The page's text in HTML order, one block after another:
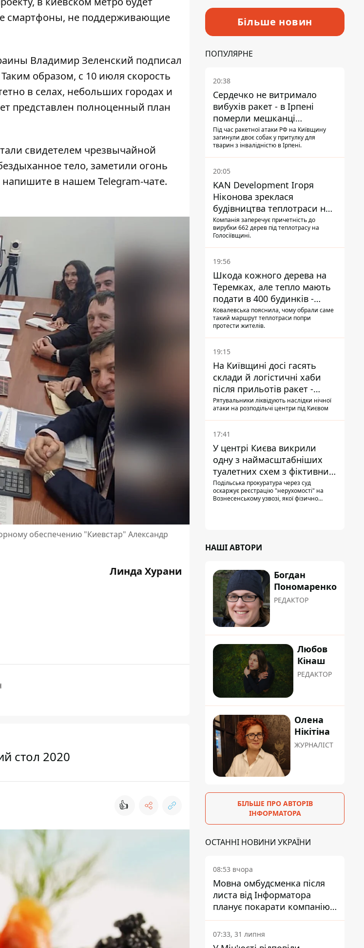
смартфоны, не поддерживающие
Владимир Зеленский подписал
образом, с 10 июля скорость
в селах, небольших городах и
представлен полноценный план
свидетелем чрезвычайной
тело, заметили огонь
напишите в нашем Telegram-чате.
обеспечению "Киевстар" Александр
Линда Хурани
стол 2020
👍
Більше новин
ПОПУЛЯРНЕ
20:38
Сердечко не витримало
вибухів ракет - в Ірпені
померли мешканці
притулку для собак з
інвалідністю
Під час ракетної атаки РФ на Київщину
загинули двоє собак у притулку для
тварин з інвалідністю в Ірпені.
20:05
KAN Development Ігоря
Ніконова зреклася
будівництва теплотраси на
Теремках
Компанія заперечує причетність до
вирубки 662 дерев під теплотрасу на
Голосіївщині.
19:56
Шкода кожного дерева на
Теремках, але тепло мають
подати в 400 будинків -
депутатка Київради
Ковалевська пояснила, чому обрали саме
такий маршрут теплотраси попри
протести жителів.
19:15
На Київщині досі гасять
склади й логістичні хаби
після прильотів ракет -
ДСНС
Рятувальники ліквідують наслідки нічної
атаки на розподільчі центри під Києвом
17:41
У центрі Києва викрили
одну з наймасштабніших
туалетних схем з фіктивним
будинком
Подільська прокуратура через суд
оскаржує реєстрацію "нерухомості" на
Вознесенському узвозі, якої фізично
НАШІ АВТОРИ
Богдан
Пономаренко
РЕДАКТОР
Любов
Кінаш
РЕДАКТОР
Олена
Нікітіна
ЖУРНАЛІСТ
БІЛЬШЕ ПРО АВТОРІВ
ІНФОРМАТОРА
ОСТАННІ НОВИНИ УКРАЇНИ
08:53 вчора
Мовна омбудсменка після
листа від Інформатора
планує покарати компанію-
підрядника ПриватБанку
07:33, 31 липня